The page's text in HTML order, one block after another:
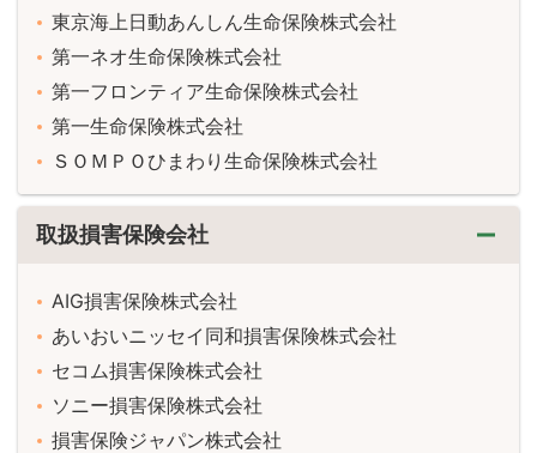
東京海上日動あんしん生命保険株式会社
第一ネオ生命保険株式会社
第一フロンティア生命保険株式会社
第一生命保険株式会社
ＳＯＭＰＯひまわり生命保険株式会社
取扱損害保険会社
AIG損害保険株式会社
あいおいニッセイ同和損害保険株式会社
セコム損害保険株式会社
ソニー損害保険株式会社
損害保険ジャパン株式会社